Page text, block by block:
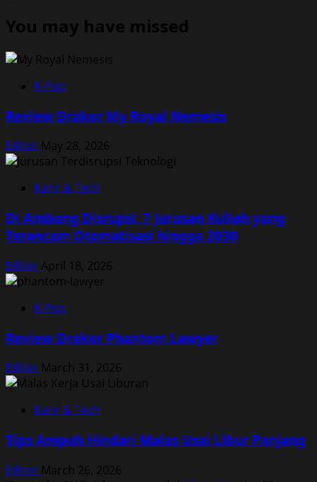
You may have missed
K-Pop
Review Drakor My Royal Nemesis
Editor May 28, 2026
Karir & Tech
Di Ambang Disrupsi: 7 Jurusan Kuliah yang
Terancam Otomatisasi hingga 2030
Editor April 18, 2026
K-Pop
Review Drakor Phantom Lawyer
Editor March 31, 2026
Karir & Tech
Tips Ampuh Hindari Malas Usai Libur Panjang
Editor March 26, 2026